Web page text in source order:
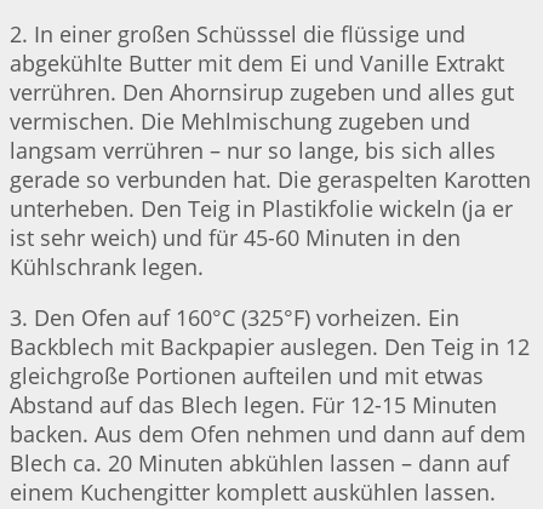
2. In einer großen Schüsssel die flüssige und
abgekühlte Butter mit dem Ei und Vanille Extrakt
verrühren. Den Ahornsirup zugeben und alles gut
vermischen. Die Mehlmischung zugeben und
langsam verrühren – nur so lange, bis sich alles
gerade so verbunden hat. Die geraspelten Karotten
unterheben. Den Teig in Plastikfolie wickeln (ja er
ist sehr weich) und für 45-60 Minuten in den
Kühlschrank legen.
3. Den Ofen auf 160°C (325°F) vorheizen. Ein
Backblech mit Backpapier auslegen. Den Teig in 12
gleichgroße Portionen aufteilen und mit etwas
Abstand auf das Blech legen. Für 12-15 Minuten
backen. Aus dem Ofen nehmen und dann auf dem
Blech ca. 20 Minuten abkühlen lassen – dann auf
einem Kuchengitter komplett auskühlen lassen.